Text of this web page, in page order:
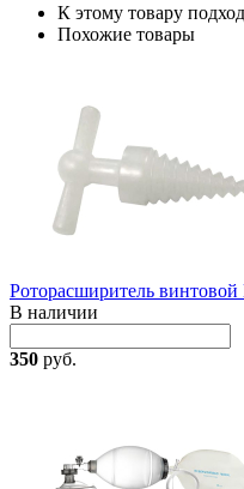
К этому товару
Похожие товары
Роторасширитель
В наличии
350 руб.